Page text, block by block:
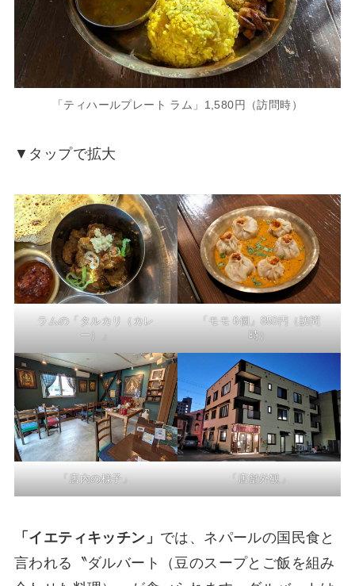
「ティハールプレート ラム」1,580円（訪問時）
▼タップで拡大
ラムの「タルカリ（カレ
ー）」
「モモ 6個」850円（訪問
時）
「店内の様子」 「店舗外観」
「イエティキッチン」 では、ネパールの国民食と
言われる〝ダルバート（豆のスープとご飯を組み